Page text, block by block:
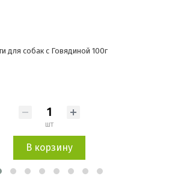
для собак с Говядиной 100г
шт
В корзину